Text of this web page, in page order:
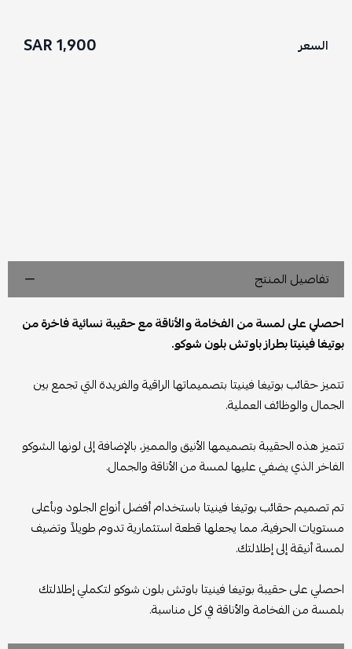
السعر 1,900 SAR
تفاصيل المنتج
احصلي على لمسة من الفخامة والأناقة مع حقيبة نسائية فاخرة من
بوتيغا فينيتا بطراز باوتش بلون شوكو.
تتميز حقائب بوتيغا فينيتا بتصميماتها الراقية والفريدة التي تجمع بين
الجمال والوظائف العملية.
تتميز هذه الحقيبة بتصميمها الأنيق والمميز، بالإضافة إلى لونها الشوكو
الفاخر الذي يضفي عليها لمسة من الأناقة والجمال.
تم تصميم حقائب بوتيغا فينيتا باستخدام أفضل أنواع الجلود وبأعلى
مستويات الحرفية، مما يجعلها قطعة استثمارية تدوم طويلاً وتضيف
لمسة أنيقة إلى إطلالتك.
احصلي على حقيبة بوتيغا فينيتا باوتش بلون شوكو لتكملي إطلالتك
بلمسة من الفخامة والأناقة في كل مناسبة.